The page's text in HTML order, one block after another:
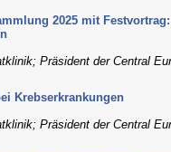
2025 mit
Präsident der Central
Krebserkrankungen
Präsident der Central